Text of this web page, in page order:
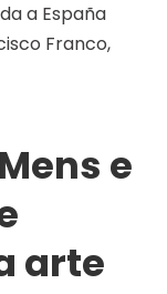
a España
Franco,
e
arte